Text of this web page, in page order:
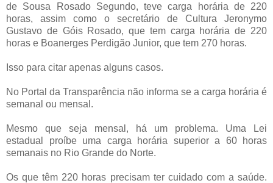
de Sousa Rosado Segundo, teve carga horária de 220
horas, assim como o secretário de Cultura Jeronymo
Gustavo de Góis Rosado, que tem carga horária de 220
horas e Boanerges Perdigão Junior, que tem 270 horas.
Isso para citar apenas alguns casos.
No Portal da Transparência não informa se a carga horária é
semanal ou mensal.
Mesmo que seja mensal, há um problema. Uma Lei
estadual proíbe uma carga horária superior a 60 horas
semanais no Rio Grande do Norte.
Os que têm 220 horas precisam ter cuidado com a saúde.